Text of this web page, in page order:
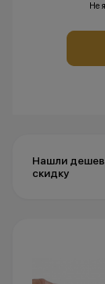
Не
Нашли
скидку